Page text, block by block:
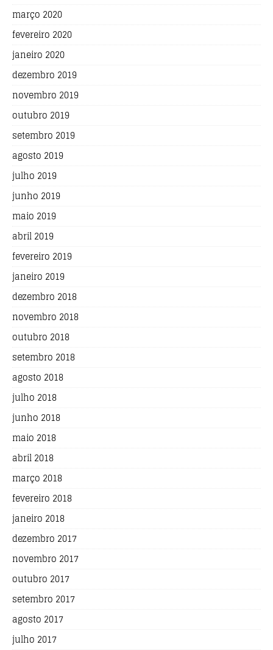
março 2020
fevereiro 2020
janeiro 2020
dezembro 2019
novembro 2019
outubro 2019
setembro 2019
agosto 2019
julho 2019
junho 2019
maio 2019
abril 2019
fevereiro 2019
janeiro 2019
dezembro 2018
novembro 2018
outubro 2018
setembro 2018
agosto 2018
julho 2018
junho 2018
maio 2018
abril 2018
março 2018
fevereiro 2018
janeiro 2018
dezembro 2017
novembro 2017
outubro 2017
setembro 2017
agosto 2017
julho 2017